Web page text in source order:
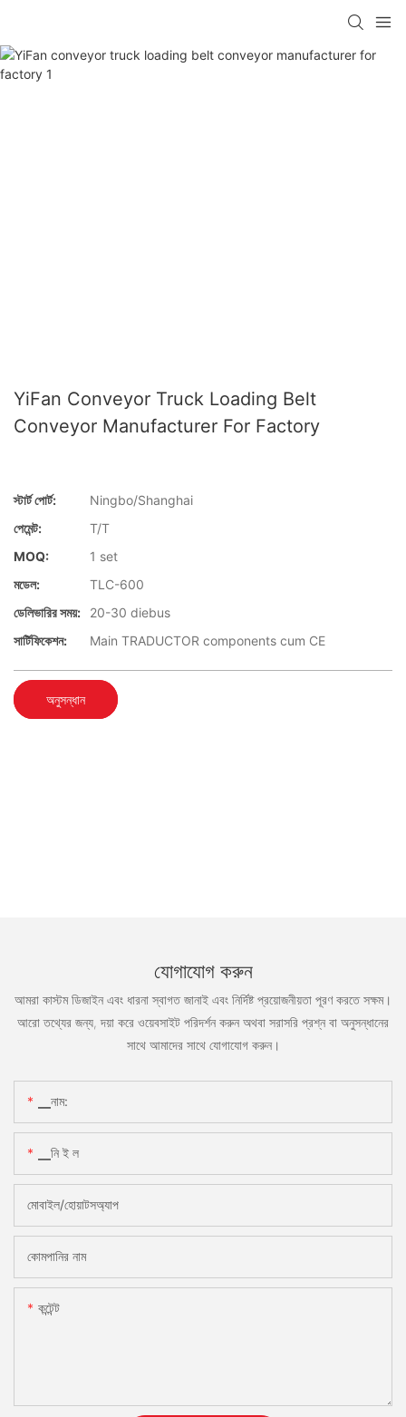
YiFan Conveyor Truck Loading Belt
Conveyor Manufacturer For Factory
স্টার্ট পোর্ট:
Ningbo/Shanghai
পেমেন্ট:
T/T
MOQ:
1 set
মডেল:
TLC-600
ডেলিভারির সময়:
20-30 diebus
সার্টিফিকেশন:
Main TRADUCTOR components cum CE
অনুসন্ধান
যোগাযোগ করুন
আমরা কাস্টম ডিজাইন এবং ধারনা স্বাগত জানাই এবং নির্দিষ্ট প্রয়োজনীয়তা পূরণ করতে সক্ষম।
আরো তথ্যের জন্য, দয়া করে ওয়েবসাইট পরিদর্শন করুন অথবা সরাসরি প্রশ্ন বা অনুসন্ধানের
সাথে আমাদের সাথে যোগাযোগ করুন।
▁নাম:
▁নি ই ল
মোবাইল/হোয়াটসঅ্যাপ
কোমপানির নাম
কন্টেন্ট